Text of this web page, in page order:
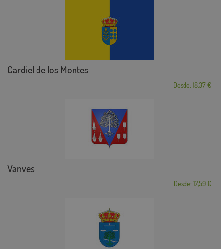
Cardiel de los Montes
Desde: 18,37 €
Vanves
Desde: 17,59 €